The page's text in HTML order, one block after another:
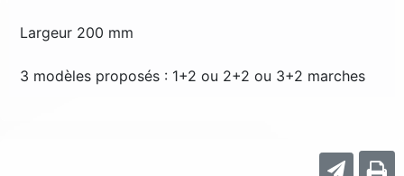
Largeur 200 mm
3 modèles proposés : 1+2 ou 2+2 ou 3+2 marches